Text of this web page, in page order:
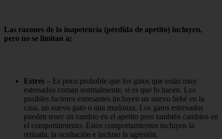
Las razones de la inapetencia (pérdida de apetito) incluyen,
pero no se limitan a;
Estrés – Es poco probable que los gatos que están muy
estresados ​​coman normalmente, si es que lo hacen. Los
posibles factores estresantes incluyen un nuevo bebé en la
casa, un nuevo gato o una mudanza. Los gatos estresados ​​
pueden tener un cambio en el apetito pero también cambios en
el comportamiento. Estos comportamientos incluyen la
retirada, la ocultación e incluso la agresión.